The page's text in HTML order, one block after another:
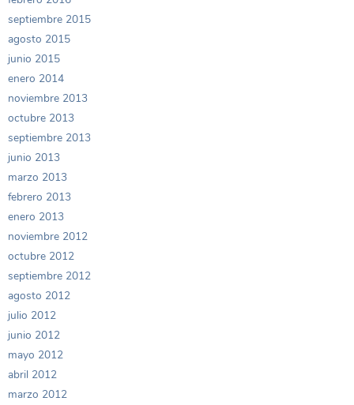
septiembre 2015
agosto 2015
junio 2015
enero 2014
noviembre 2013
octubre 2013
septiembre 2013
junio 2013
marzo 2013
febrero 2013
enero 2013
noviembre 2012
octubre 2012
septiembre 2012
agosto 2012
julio 2012
junio 2012
mayo 2012
abril 2012
marzo 2012